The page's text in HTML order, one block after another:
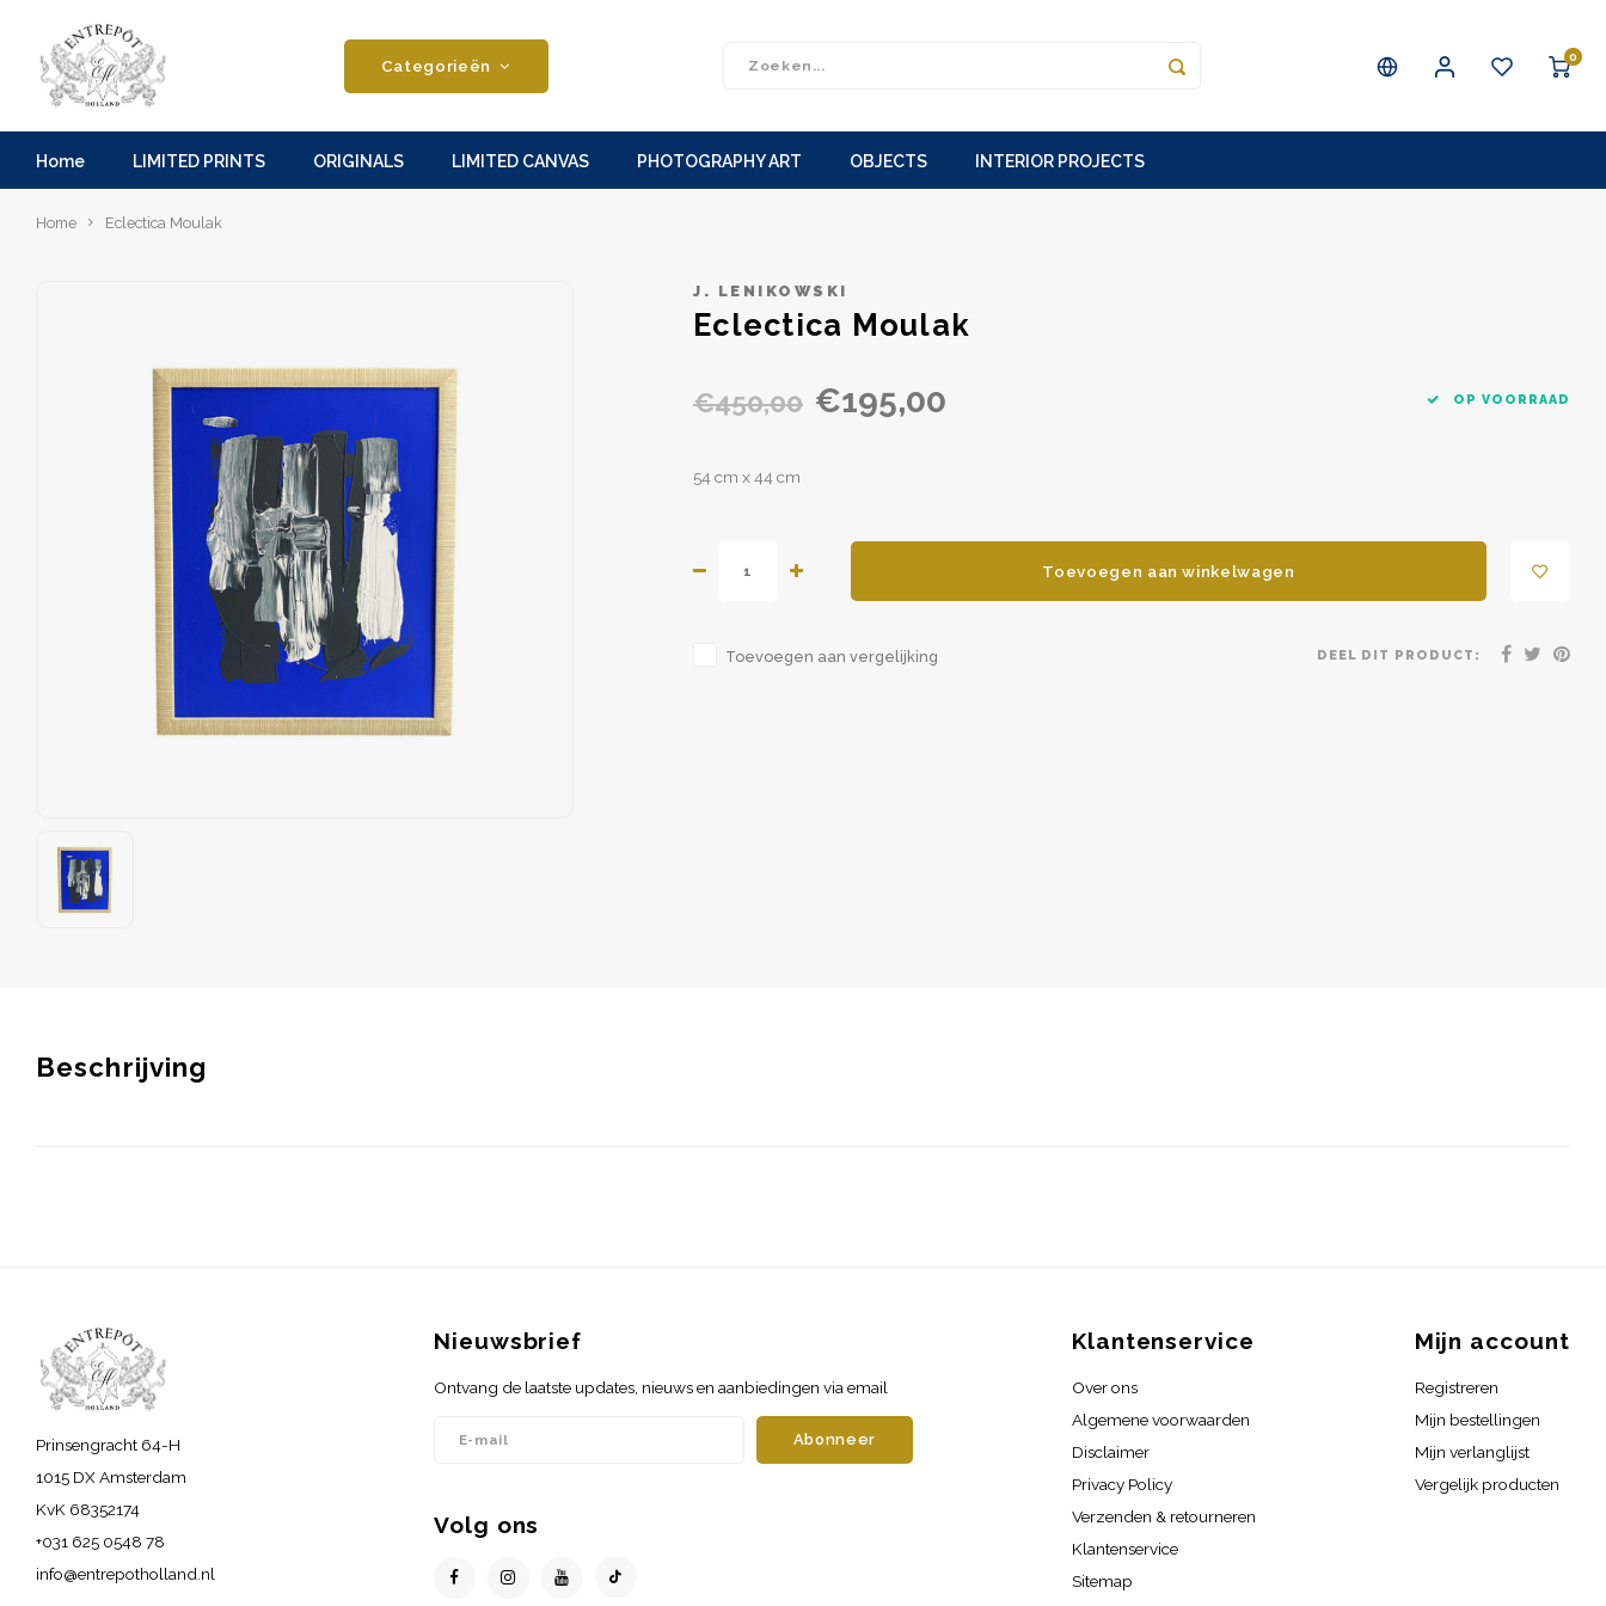
Categorieën 0
Home LIMITED PRINTS ORIGINALS LIMITED CANVAS PHOTOGRAPHY ART OBJECTS INTERIOR PROJECTS
Home Eclectica Moulak
J. LENIKOWSKI
Eclectica Moulak
€450,00 €195,00 OP VOORRAAD
54 cm x 44 cm
Toevoegen aan winkelwagen
Toevoegen aan vergelijking DEEL DIT PRODUCT:
Beschrijving
Prinsengracht 64-H
1015 DX Amsterdam
KvK 68352174
+031 625 0548 78
info@entrepotholland.nl
Nieuwsbrief
Ontvang de laatste updates, nieuws en aanbiedingen via email
Abonneer
Volg ons
Klantenservice
Over ons
Algemene voorwaarden
Disclaimer
Privacy Policy
Verzenden & retourneren
Klantenservice
Sitemap
Mijn account
Registreren
Mijn bestellingen
Mijn verlanglijst
Vergelijk producten